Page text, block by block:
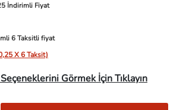
İndirimli Fiyat
6 Taksitli fiyat
X 6 Taksit)
Görmek İçin Tıklayın